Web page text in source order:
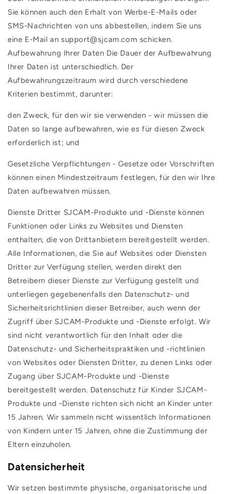
Sie können auch den Erhalt von Werbe-E-Mails oder
SMS-Nachrichten von uns abbestellen, indem Sie uns
eine E-Mail an support@sjcam.com schicken.
Aufbewahrung Ihrer Daten Die Dauer der Aufbewahrung
Ihrer Daten ist unterschiedlich. Der
Aufbewahrungszeitraum wird durch verschiedene
Kriterien bestimmt, darunter:
den Zweck, für den wir sie verwenden - wir müssen die
Daten so lange aufbewahren, wie es für diesen Zweck
erforderlich ist; und
Gesetzliche Verpflichtungen - Gesetze oder Vorschriften
können einen Mindestzeitraum festlegen, für den wir Ihre
Daten aufbewahren müssen.
Dienste Dritter SJCAM-Produkte und -Dienste können
Funktionen oder Links zu Websites und Diensten
enthalten, die von Drittanbietern bereitgestellt werden.
Alle Informationen, die Sie auf Websites oder Diensten
Dritter zur Verfügung stellen, werden direkt den
Betreibern dieser Dienste zur Verfügung gestellt und
unterliegen gegebenenfalls den Datenschutz- und
Sicherheitsrichtlinien dieser Betreiber, auch wenn der
Zugriff über SJCAM-Produkte und -Dienste erfolgt. Wir
sind nicht verantwortlich für den Inhalt oder die
Datenschutz- und Sicherheitspraktiken und -richtlinien
von Websites oder Diensten Dritter, zu denen Links oder
Zugang über SJCAM-Produkte und -Dienste
bereitgestellt werden. Datenschutz für Kinder SJCAM-
Produkte und -Dienste richten sich nicht an Kinder unter
15 Jahren. Wir sammeln nicht wissentlich Informationen
von Kindern unter 15 Jahren, ohne die Zustimmung der
Eltern einzuholen.
Datensicherheit
Wir setzen bestimmte physische, organisatorische und